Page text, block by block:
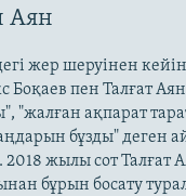
Аян
жер шеруінен
Боқаев пен Талғат
"жалған ақпарат
бұзды" деген
2018 жылы сот Талғат
бұрын босату